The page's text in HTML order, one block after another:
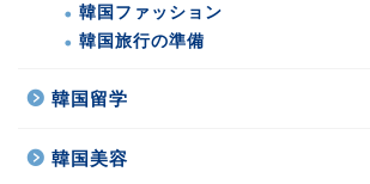
韓国ファッション
韓国旅行の準備
韓国留学
韓国美容